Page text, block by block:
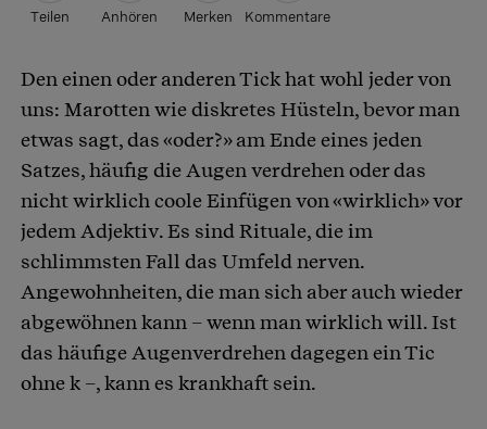
Teilen Anhören Merken Kommentare
Artikel teilen
Den einen oder anderen Tick hat wohl jeder von
uns: Marotten wie diskretes Hüsteln, bevor man
etwas sagt, das «oder?» am Ende eines jeden
Satzes, häufig die Augen verdrehen oder das
nicht wirklich coole Einfügen von «wirklich» vor
jedem Adjektiv. Es sind Rituale, die im
schlimmsten Fall das Umfeld nerven.
Angewohnheiten, die man sich aber auch wieder
abgewöhnen kann – wenn man wirklich will. Ist
das häufige Augenverdrehen dagegen ein Tic
ohne k –, kann es krankhaft sein.